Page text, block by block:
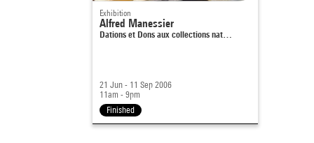
Exhibition
Alfred Manessier
Dations et Dons aux collections nat…
21 Jun - 11 Sep 2006
11am - 9pm
Finished